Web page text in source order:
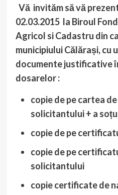
Vă invităm să vă
02.03.2015 la Biroul
Agricol si Cadastru din
municipiului Călărași, cu
documente justificative
dosarelor :
copie de pe cartea
solicitantului + a
copie de pe
copie de pe
solicitantului
copie certificate de